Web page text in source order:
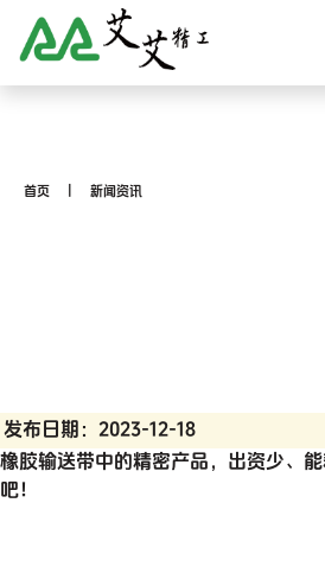
首页 新闻资讯
发布日期：2023-12-18
橡胶输送带中的精密产品，出资少、
吧！